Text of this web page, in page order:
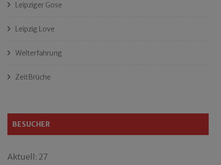
Leipziger Gose
Leipzig Love
Welterfahrung
ZeitBrüche
BESUCHER
Aktuell: 27